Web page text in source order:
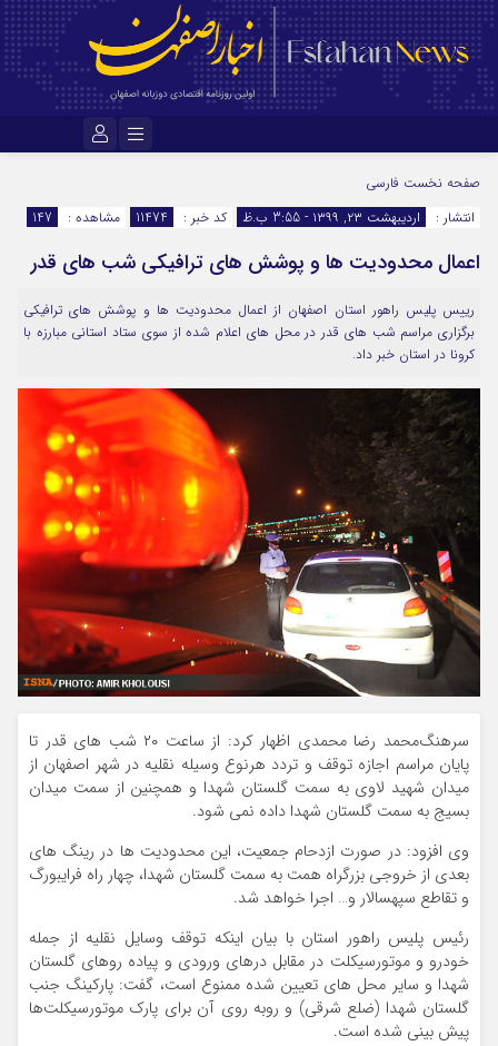
رمز عبور
مرا به خاطر بسپار
صفحه نخست فارسی
انتشار :
اردیبهشت ۲۳, ۱۳۹۹ - 3:55 ب.ظ کد خبر : 11474 مشاهده : 147
اعمال محدودیت ها و پوشش های ترافیکی شب های قدر
رییس پلیس راهور استان اصفهان از اعمال محدودیت ها و پوشش های ترافیکی
برگزاری مراسم شب های قدر در محل های اعلام شده از سوی ستاد استانی مبارزه با
کرونا در استان خبر داد.
سرهنگ‌محمد رضا محمدی اظهار کرد: از ساعت ۲۰ شب های قدر تا
پایان مراسم اجازه توقف و تردد هرنوع وسیله نقلیه در شهر اصفهان از
میدان شهید لاوی به سمت گلستان شهدا و همچنین از سمت میدان
بسیج به سمت گلستان شهدا داده نمی شود.
وی افزود: در صورت ازدحام جمعیت، این محدودیت ها در رینگ های
بعدی از خروجی بزرگراه همت به سمت گلستان شهدا، چهار راه فرایبورگ
و تقاطع سپهسالار و… اجرا خواهد شد.
رئیس پلیس راهور استان با بیان اینکه توقف وسایل نقلیه از جمله
خودرو و موتورسیکلت در مقابل درهای ورودی و پیاده روهای گلستان
شهدا و سایر محل های تعیین شده ممنوع است، گفت: پارکینگ جنب
گلستان شهدا (ضلع شرقی) و روبه روی آن برای پارک موتورسیکلت‌ها
پیش بینی شده است.